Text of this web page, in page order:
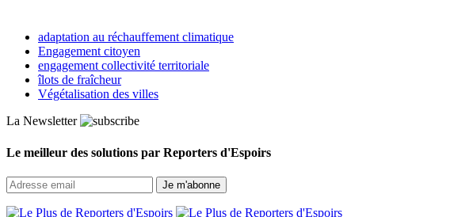
adaptation au réchauffement climatique
Engagement citoyen
engagement collectivité territoriale
îlots de fraîcheur
Végétalisation des villes
La Newsletter
Le meilleur des solutions par Reporters d'Espoirs